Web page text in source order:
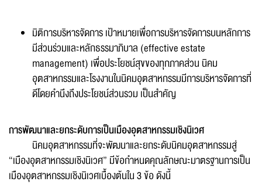
มิติการบริหารจัดการ เป้าหมายเพื่อการบริหารจัดการบนหลักการ
มีส่วนร่วมและหลักธรรมาภิบาล (effective estate
management) เพื่อประโยชน์สุขของทุกภาคส่วน นิคม
อุตสาหกรรมและโรงงานในนิคมอุตสาหกรรมมีการบริหารจัดการที่
ดีโดยคำนึงถึงประโยชน์ส่วนรวม เป็นสำคัญ
การพัฒนาและยกระดับการเป็นเมืองอุตสาหกรรมเชิงนิเวศ
นิคมอุตสาหกรรมที่จะพัฒนาและยกระดับนิคมอุตสาหกรรมสู่
“เมืองอุตสาหกรรมเชิงนิเวศ” มีข้อกำหนดคุณลักษณะมาตรฐานการเป็น
เมืองอุตสาหกรรมเชิงนิเวศเบื้องต้นใน 3 ข้อ ดังนี้
ส่งข้อความ ล้างข้อมูล